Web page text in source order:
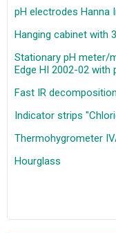
pH electrodes Hanna
Hanging cabinet with
Stationary pH meter/
Edge HI 2002-02 with
Fast IR
Indicator strips
Thermohygrometer
Hourglass